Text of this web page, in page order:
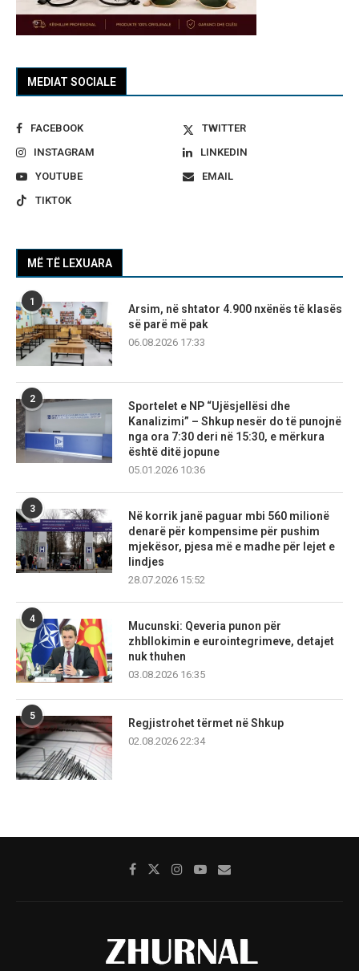
MEDIAT SOCIALE
FACEBOOK
TWITTER
INSTAGRAM
LINKEDIN
YOUTUBE
EMAIL
TIKTOK
MË TË LEXUARA
1
Arsim, në shtator 4.900 nxënës të klasës
së parë më pak
06.08.2026 17:33
2
Sportelet e NP “Ujësjellësi dhe
Kanalizimi” – Shkup nesër do të punojnë
nga ora 7:30 deri në 15:30, e mërkura
është ditë jopune
05.01.2026 10:36
3
Në korrik janë paguar mbi 560 milionë
denarë për kompensime për pushim
mjekësor, pjesa më e madhe për lejet e
lindjes
28.07.2026 15:52
4
Mucunski: Qeveria punon për
zhbllokimin e eurointegrimeve, detajet
nuk thuhen
03.08.2026 16:35
5
Regjistrohet tërmet në Shkup
02.08.2026 22:34